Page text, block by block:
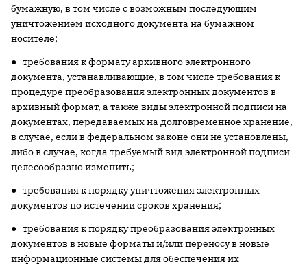
бумажную, в том числе с возможным последующим
уничтожением исходного документа на бумажном
носителе;
● требования к формату архивного электронного
документа, устанавливающие, в том числе требования к
процедуре преобразования электронных документов в
архивный формат, а также виды электронной подписи на
документах, передаваемых на долговременное хранение,
в случае, если в федеральном законе они не установлены,
либо в случае, когда требуемый вид электронной подписи
целесообразно изменить;
● требования к порядку уничтожения электронных
документов по истечении сроков хранения;
● требования к порядку преобразования электронных
документов в новые форматы и/или переносу в новые
информационные системы для обеспечения их